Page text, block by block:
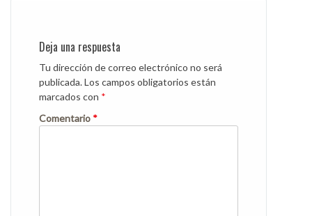
Deja una respuesta
Tu dirección de correo electrónico no será
publicada.Los campos obligatorios están
marcados con *
Comentario *